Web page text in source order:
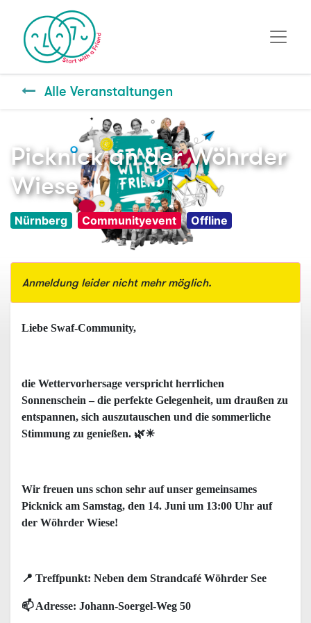
Alle Veranstaltungen
Picknick an der Wöhrder
Wiese
Nürnberg Communityevent Offline
Anmeldung leider nicht mehr möglich.
Liebe Swaf-Community,
die Wettervorhersage verspricht herrlichen
Sonnenschein – die perfekte Gelegenheit, um draußen zu
entspannen, sich auszutauschen und die sommerliche
Stimmung zu genießen. 🌿☀
Wir freuen uns schon sehr auf unser gemeinsames
Picknick am Samstag, den 14. Juni um 13:00 Uhr auf
der Wöhrder Wiese!
📍 Treffpunkt: Neben dem Strandcafé Wöhrder See
📫 Adresse: Johann-Soergel-Weg 50